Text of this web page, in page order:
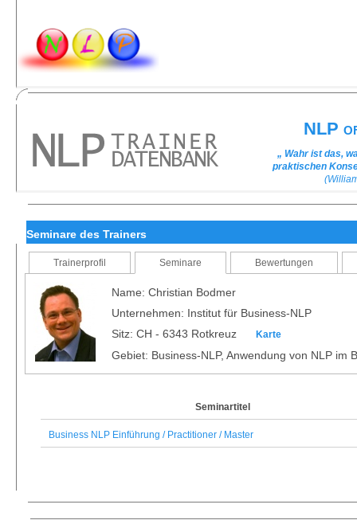
NLP
„ Wahr ist das,
praktischen
Seminare des Trainers
Trainerprofil Seminare Bewertungen
Name: Christian Bodmer
Unternehmen: Institut für Business-NLP
Sitz: CH - 6343 Rotkreuz
Karte
Gebiet: Business-NLP, Anwendung von NLP im
Seminartitel
Business NLP Einführung / Practitioner / Master